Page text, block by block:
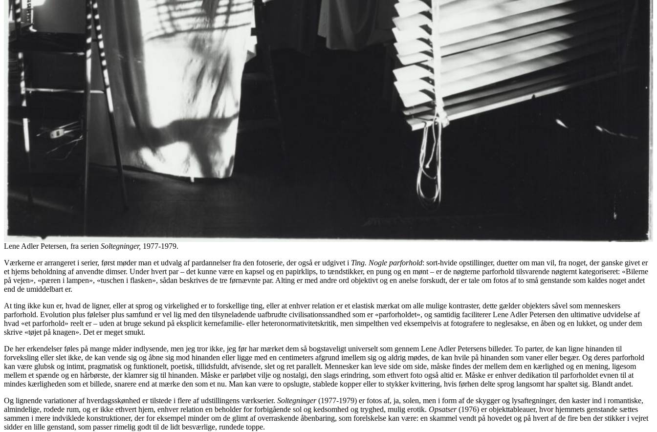
Lene Adler Petersen, fra serien Soltegninger, 1977-1979.
Værkerne er arrangeret i serier, først møder man et udvalg af pardannelser fra den fotoserie, der også er udgivet i Ting. Nogle parforhold: sort-hvide opstillinger, duetter om man vil, fra noget, der ganske givet er
et hjems beholdning af anvendte dimser. Under hvert par – det kunne være en kapsel og en papirklips, to tændstikker, en pung og en mønt – er de nøgterne parforhold tilsvarende nøgternt kategoriseret: «Bilerne
på vejen», «pæren i lampen», «tuschen i flasken», sådan beskrives de tre førnævnte par. Alting er med andre ord objektivt og en anelse forskudt, der er tale om fotos af to små genstande som kaldes noget andet
end de umiddelbart er.
At ting ikke kun er, hvad de ligner, eller at sprog og virkelighed er to forskellige ting, eller at enhver relation er et elastisk mærkat om alle mulige kontraster, dette gælder objekters såvel som menneskers
parforhold. Evolution plus følelser plus samfund er vel lig med den tilsyneladende uafbrudte civilisationssandhed som er «parforholdet», og samtidig faciliterer Lene Adler Petersen den ultimative udvidelse af
hvad «et parforhold» reelt er – uden at bruge sekund på eksplicit kernefamilie- eller heteronormativitetskritik, men simpelthen ved eksempelvis at fotografere to neglesakse, en åben og en lukket, og under dem
skrive «tøjet på knagen». Det er meget smukt.
De her erkendelser føles på mange måder indlysende, men jeg tror ikke, jeg før har mærket dem så bogstaveligt universelt som gennem Lene Adler Petersens billeder. To parter, de kan ligne hinanden til
forveksling eller slet ikke, de kan vende sig og åbne sig mod hinanden eller ligge med en centimeters afgrund imellem sig og aldrig mødes, de kan hvile på hinanden som vaner eller begær. Og deres parforhold
kan være glubsk og intimt, pragmatisk og funktionelt, poetisk, tillidsfuldt, afvisende, slet og ret parallelt. Mennesker kan leve side om side, måske findes der mellem dem en kærlighed og en mening, ligesom
mellem et spænde og en hårbørste, der klamrer sig til hinanden. Måske er parløbet vilje og nostalgi, den slags erindring, som ethvert foto også altid er. Måske er enhver dedikation til parforholdet evnen til at
mindes kærligheden som et billede, snarere end at mærke den som et nu. Man kan være to opslugte, stablede kopper eller to stykker kvittering, hvis førhen delte sprog langsomt har spaltet sig. Blandt andet.
Og lignende variationer af hverdagsskønhed er tilstede i flere af udstillingens værkserier. Soltegninger(1977-1979) er fotos af, ja, solen, men i form af de skygger og lysaftegninger, den kaster ind i romantiske,
almindelige, rodede rum, og er ikke ethvert hjem, enhver relation en beholder for forbigående sol og kedsomhed og tryghed, mulig erotik. Opsatser(1976) er objekttableauer, hvor hjemmets genstande sættes
sammen i mere indviklede konstruktioner, der for eksempel minder om de glimt af overraskende åbenbaring, som forelskelse kan være: en skammel vendt på hovedet og på hvert af de fire ben der stikker i vejret
sidder en lille genstand, som passer rimelig godt til de lidt besværlige, rundede toppe.